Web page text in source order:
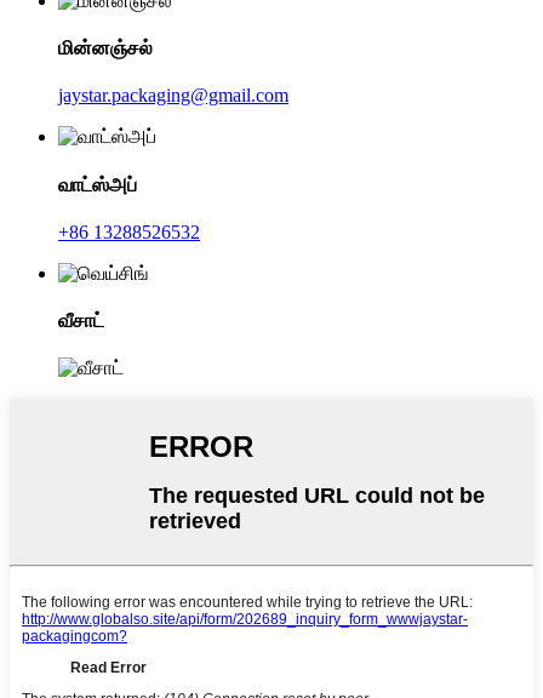
மின்னஞ்சல்
jaystar.packaging@gmail.com
வாட்ஸ்அப்
+86 13288526532
வீசாட்